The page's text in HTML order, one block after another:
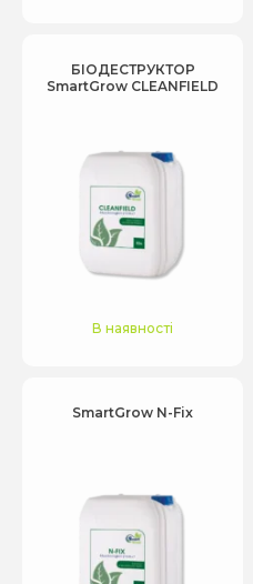
БІОДЕСТРУКТОР
SmartGrow CLEANFIELD
В наявності
SmartGrow N-Fix